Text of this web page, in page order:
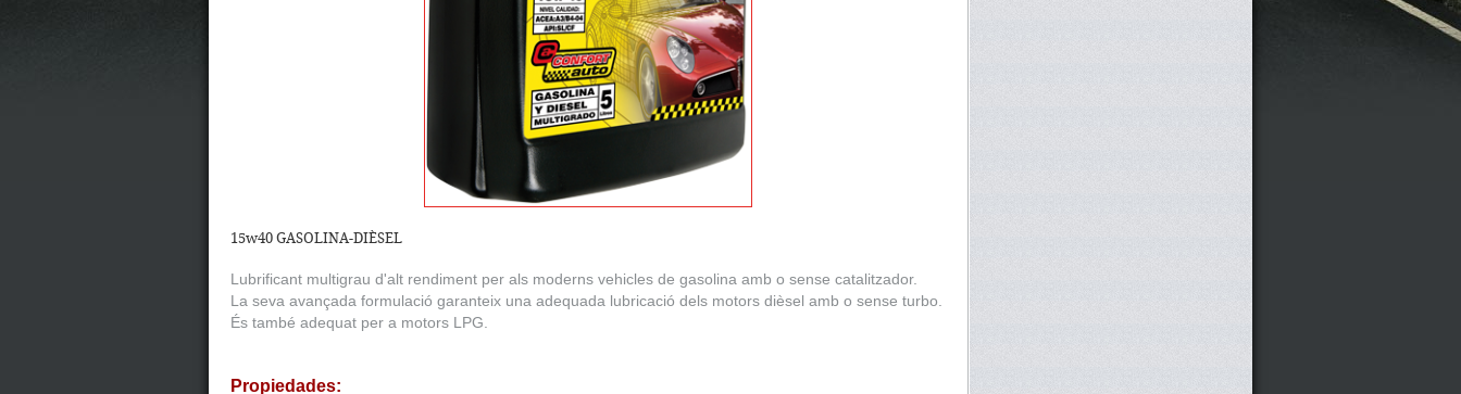
15w40 GASOLINA-DIÈSEL
Lubrificant multigrau d'alt rendiment per als moderns vehicles de gasolina amb o sense catalitzador.
La seva avançada formulació garanteix una adequada lubricació dels motors dièsel amb o sense turbo.
És també adequat per a motors LPG.
Propiedades: